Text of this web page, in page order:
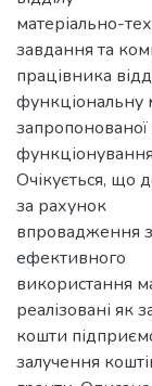
матеріально-
завдання та
працівника
функціональну
функціонування
Очікується, що
за рахунок
впровадження
ефективного
використання
реалізовані як
кошти
залучення